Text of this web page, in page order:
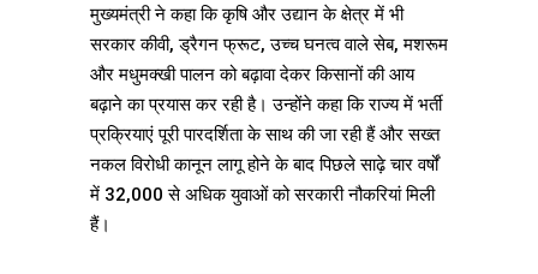
मुख्यमंत्री ने कहा कि कृषि और उद्यान के क्षेत्र में भी
सरकार कीवी, ड्रैगन फ्रूट, उच्च घनत्व वाले सेब, मशरूम
और मधुमक्खी पालन को बढ़ावा देकर किसानों की आय
बढ़ाने का प्रयास कर रही है। उन्होंने कहा कि राज्य में भर्ती
प्रक्रियाएं पूरी पारदर्शिता के साथ की जा रही हैं और सख्त
नकल विरोधी कानून लागू होने के बाद पिछले साढ़े चार वर्षों
में 32,000 से अधिक युवाओं को सरकारी नौकरियां मिली
हैं।